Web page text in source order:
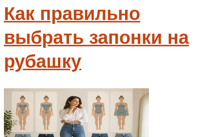
Как правильно
выбрать запонки на
рубашку